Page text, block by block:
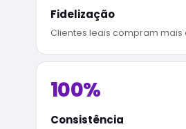
Fidelização
Clientes leais compram
100%
Consistência